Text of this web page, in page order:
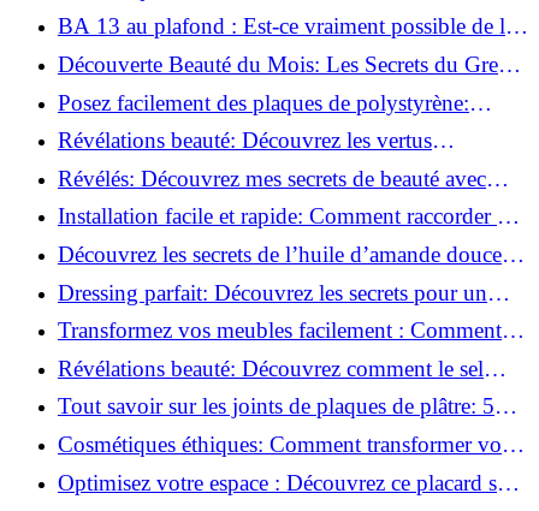
beauté pour zéro déchet!
BA 13 au plafond : Est-ce vraiment possible de les
coller ?
Découverte Beauté du Mois: Les Secrets du Green
Glamour !
Posez facilement des plaques de polystyrène:
Transformez votre plafond sans effort !
Révélations beauté: Découvrez les vertus
insoupçonnées de l'huile de coco!
Révélés: Découvrez mes secrets de beauté avec
l'huile de ricin!
Installation facile et rapide: Comment raccorder un
luminaire au plafond!
Découvrez les secrets de l’huile d’amande douce :
Pourquoi vous devez l'adopter!
Dressing parfait: Découvrez les secrets pour un
rangement optimal!
Transformez vos meubles facilement : Comment
installer des roulettes en un clin d'œil !
Révélations beauté: Découvrez comment le sel
transforme votre routine!
Tout savoir sur les joints de plaques de plâtre: 5
questions clés pour comprendre les fissures!
Cosmétiques éthiques: Comment transformer votre
routine beauté!
Optimisez votre espace : Découvrez ce placard sous